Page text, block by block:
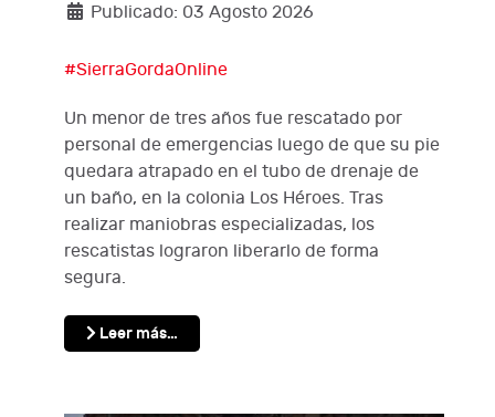
Publicado: 03 Agosto 2026
#SierraGordaOnline
Un menor de tres años fue rescatado por
personal de emergencias luego de que su pie
quedara atrapado en el tubo de drenaje de
un baño, en la colonia Los Héroes. Tras
realizar maniobras especializadas, los
rescatistas lograron liberarlo de forma
segura.
Leer más…